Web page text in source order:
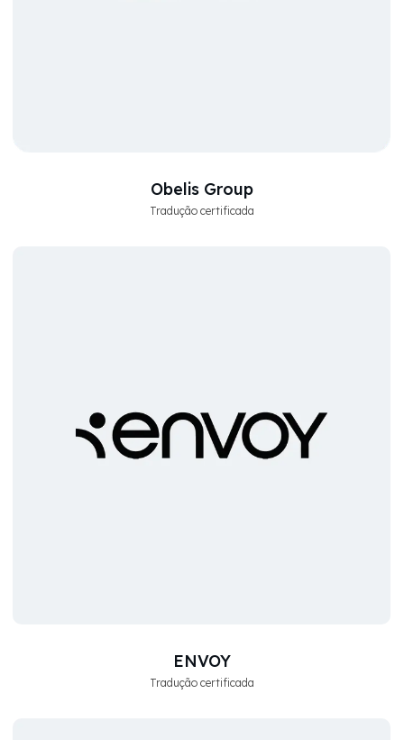
Obelis Group
Tradução certificada
ENVOY
Tradução certificada